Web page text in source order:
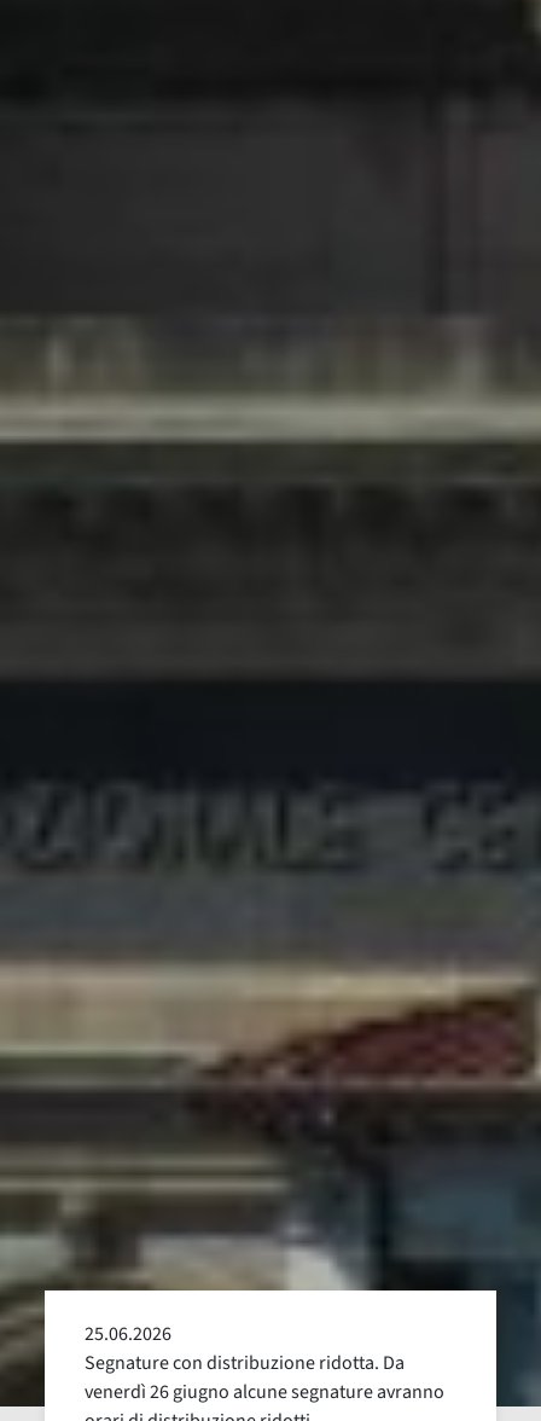
25.06.2026
Segnature con distribuzione ridotta. Da
venerdì 26 giugno alcune segnature avranno